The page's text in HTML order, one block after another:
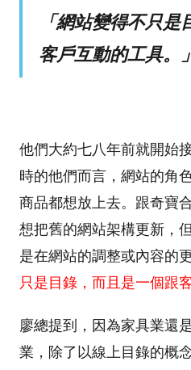
「網站變得不只
客戶互動的工具。」
他們大約七八年前就開始
時的他們而言，網站的角
商品都想放上去。跟奇寶
想把舊的網站架構更新，
是在網站的調整或內容的
只是目錄，而且是一個跟
廖總提到，因為家具業還
業，除了以線上目錄的概